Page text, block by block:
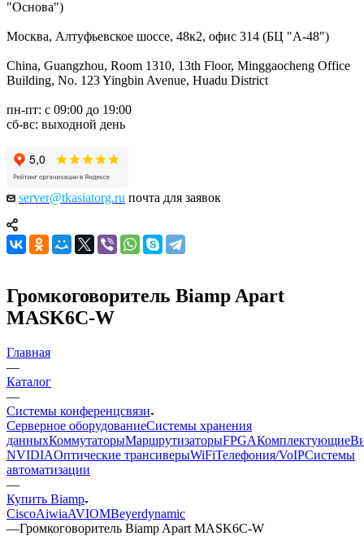
"Основа")
Москва, Алтуфьевское шоссе, 48к2, офис 314 (БЦ "А-48")
China, Guangzhou, Room 1310, 13th Floor, Minggaocheng Office
Building, No. 123 Yingbin Avenue, Huadu District
пн-пт: с 09:00 до 19:00
сб-вс: выходной день
server@tkasiatorg.ru почта для заявок
Громкоговоритель Biamp Apart
MASK6C-W
Главная
—
Каталог
—
Системы конференцсвязи
Серверное оборудованиеСистемы хранения
данныхКоммутаторыМаршрутизаторыFPGAКомплектующие
NVIDIAОптические трансиверыWiFiТелефония/VoIPСистемы
автоматизации
—
Купить Biamp
CiscoAiwiaAVIOMBeyerdynamic
—Громкоговоритель Biamp Apart MASK6C-W